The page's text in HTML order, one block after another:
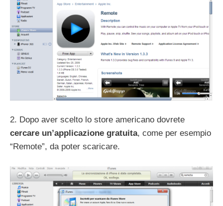
2. Dopo aver scelto lo store americano dovrete
cercare un’applicazione gratuita, come per esempio
“Remote”, da poter scaricare.